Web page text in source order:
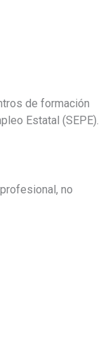
de formación
Estatal (SEPE).
no